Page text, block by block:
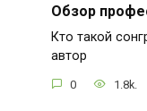
Обзор
Кто такой
автор
0 1.8k.